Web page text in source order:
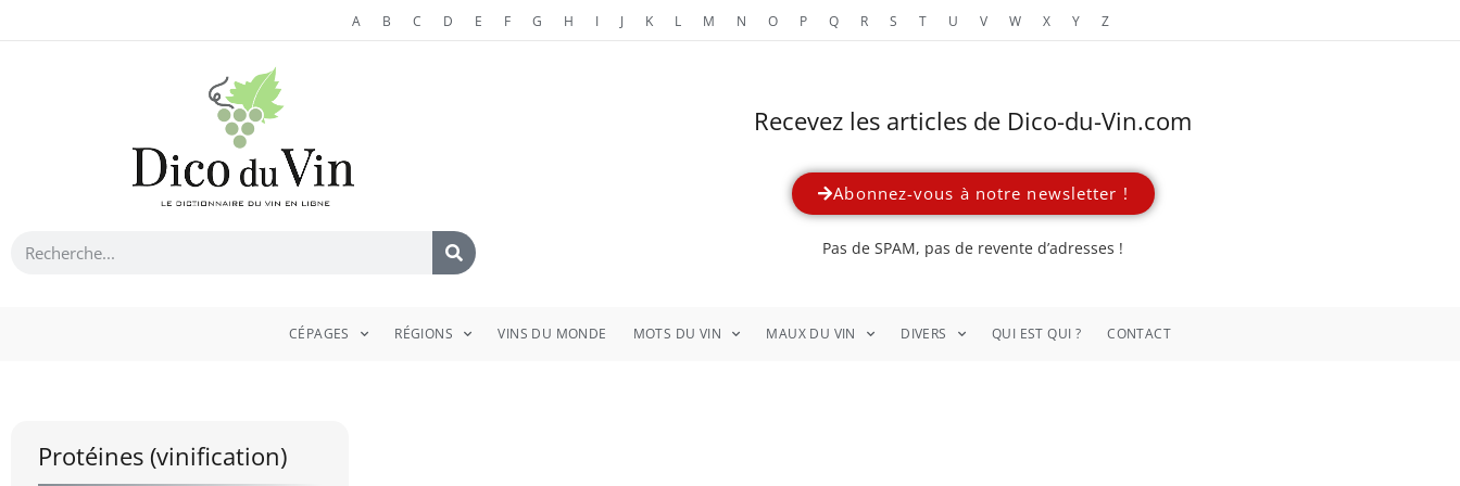
A B C D E F G H I J K L M N O P Q R S T U V W X Y Z
Recevez les articles de Dico-du-Vin.com
Abonnez-vous à notre newsletter !
Pas de SPAM, pas de revente d’adresses !
CÉPAGES RÉGIONS VINS DU MONDE MOTS DU VIN MAUX DU VIN DIVERS QUI EST QUI ? CONTACT
Protéines (vinification)